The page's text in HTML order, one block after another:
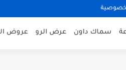
سماك داون عرض الرو عروض